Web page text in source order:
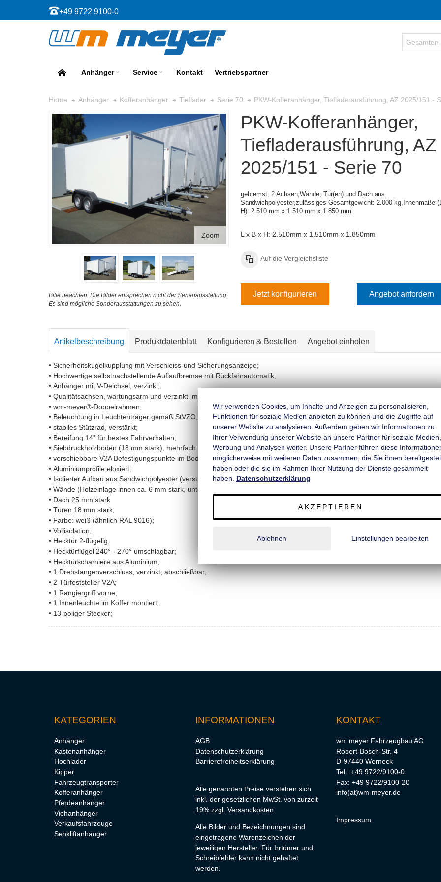
+49 9722 9100-0
Anhänger Service Kontakt Vertriebspartner
Home Anhänger Kofferanhänger Tieflader Serie 70 PKW-Kofferanhänger, Tiefladerausführung, AZ 2025/151 -
Zoom
Bitte beachten: Die Bilder entsprechen nicht der Serienausstattung.
Es sind mögliche Sonderausstattungen zu sehen.
PKW-Kofferanhänger,
Tiefladerausführung, AZ
2025/151 - Serie 70
gebremst, 2 Achsen,Wände, Tür(en) und Dach aus
Sandwichpolyester,zulässiges Gesamtgewicht: 2.000 kg, Innenmaße
H): 2.510 mm x 1.510 mm x 1.850 mm
L x B x H: 2.510mm x 1.510mm x 1.850mm
Auf die Vergleichsliste
Jetzt konfigurieren Angebot anfordern
Artikelbeschreibung Produktdatenblatt Konfigurieren & Bestellen Angebot einholen
• Sicherheitskugelkupplung mit Verschleiss-und Sicherungsanzeige;
• Hochwertige selbstnachstellende Auflaufbremse mit Rückfahrautomatik;
• Anhänger mit V-Deichsel, verzinkt;
• Qualitätsachsen, wartungsarm und verzinkt, mit Gummifederung für besseres Fahrverhalten;
• wm-meyer®-Doppelrahmen;
• Beleuchtung in Leuchtenträger gemäß StVZO, mit Nebelschlussleuchte und Rückfahrscheinwerfer;
• stabiles Stützrad, verstärkt;
• Bereifung 14" für bestes Fahrverhalten;
• Siebdruckholzboden (18 mm stark), mehrfach wasserfest beschichtet und rutschhemmend, Schnittkanten versiegelt;
• verschiebbare V2A Befestigungspunkte im Boden-Wand-Profil, recht und links je 2 Stück;
• Aluminiumprofile eloxiert;
• Isolierter Aufbau aus Sandwichpolyester (verstärktes Polyester);
• Wände (Holzeinlage innen ca. 6 mm stark, unter der Innendeckschicht) 25 mm stark;
• Dach 25 mm stark
• Türen 18 mm stark;
• Farbe: weiß (ähnlich RAL 9016);
• Vollisolation;
• Hecktür 2-flügelig;
• Hecktürflügel 240° - 270° umschlagbar;
• Hecktürscharniere aus Aluminium;
• 1 Drehstangenverschluss, verzinkt, abschließbar;
• 2 Türfeststeller V2A;
• 1 Rangiergriff vorne;
• 1 Innenleuchte im Koffer montiert;
• 13-poliger Stecker;
KATEGORIEN
Anhänger
Kastenanhänger
Hochlader
Kipper
Fahrzeugtransporter
Kofferanhänger
Pferdeanhänger
Viehanhänger
Verkaufsfahrzeuge
Senkliftanhänger
INFORMATIONEN
AGB
Datenschutzerklärung
Barrierefreiheitserklärung
Alle genannten Preise verstehen sich
inkl. der gesetzlichen MwSt. von zurzeit
19% zzgl. Versandkosten
Alle Bilder und Bezeichnungen sind
eingetragene Warenzeichen der
jeweiligen Hersteller. Für Irrtümer und
Schreibfehler kann nicht gehaftet
werden.
KONTAKT
wm meyer Fahrzeugbau AG
Robert-Bosch-Str. 4
D-97440 Werneck
Tel.: +49 9722/9100-0
Fax: +49 9722/9100-20
info(at)wm-meyer.de
Impressum
Wir verwenden Cookies, um Inhalte und Anzeigen zu personalisieren,
Funktionen für soziale Medien anbieten zu können und die Zugriffe auf
unserer Website zu analysieren. Außerdem geben wir Informationen zu
Ihrer Verwendung unserer Website an unsere Partner für soziale Medien,
Werbung und Analysen weiter. Unsere Partner führen diese
möglicherweise mit weiteren Daten zusammen, die Sie ihnen
haben oder die sie im Rahmen Ihrer Nutzung der Dienste gesammelt
haben. Datenschutzerklärung
AKZEPTIEREN
Ablehnen Einstellungen bearbeiten